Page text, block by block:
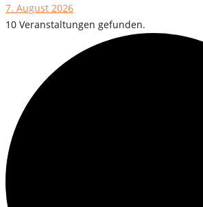
7. August 2026
10 Veranstaltungen gefunden.